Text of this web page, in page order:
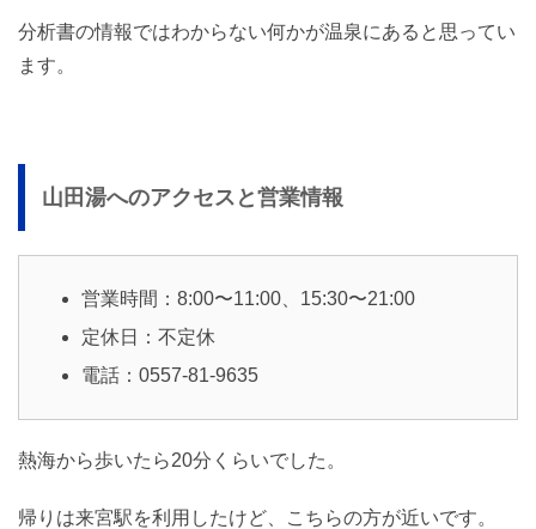
分析書の情報ではわからない何かが温泉にあると思ってい
ます。
山田湯へのアクセスと営業情報
営業時間：8:00〜11:00、15:30〜21:00
定休日：不定休
電話：0557-81-9635
熱海から歩いたら20分くらいでした。
帰りは来宮駅を利用したけど、こちらの方が近いです。